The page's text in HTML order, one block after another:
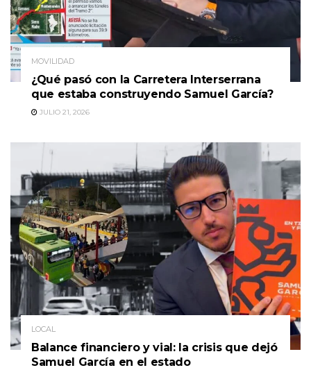
MOVILIDAD
¿Qué pasó con la Carretera Interserrana
que estaba construyendo Samuel García?
JULIO 21, 2026
LOCAL
Balance financiero y vial: la crisis que dejó
Samuel García en el estado